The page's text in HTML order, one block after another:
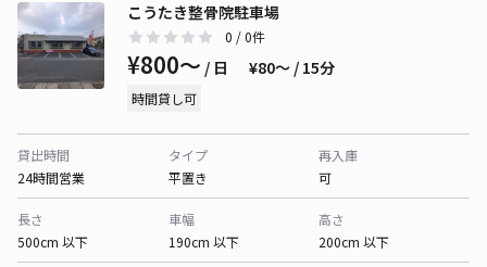
こうたき整骨院駐車場
0 / 0件
¥800〜 / 日 ¥80〜 / 15分
時間貸し可
貸出時間
24時間営業
タイプ
平置き
再入庫
可
長さ
500cm 以下
車幅
190cm 以下
高さ
200cm 以下